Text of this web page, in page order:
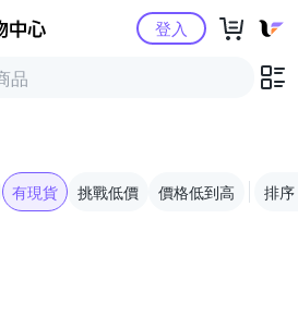
Yahoo購物中心登入
有現貨 挑戰低價 價格低到高 排序